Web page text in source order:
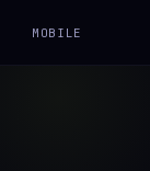
MOBILE